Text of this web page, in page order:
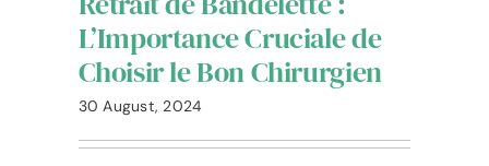
L’Expérience Ameshée
L’Importance Cruciale de
Choisir le Bon Chirurgien
30 August, 2024